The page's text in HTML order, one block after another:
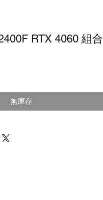
RTX 4060 組合
無庫存